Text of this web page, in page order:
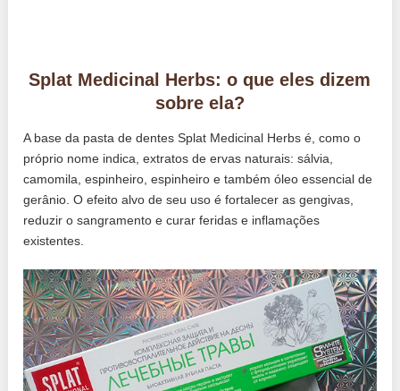
Splat Medicinal Herbs: o que eles dizem
sobre ela?
A base da pasta de dentes Splat Medicinal Herbs é, como o
próprio nome indica, extratos de ervas naturais: sálvia,
camomila, espinheiro, espinheiro e também óleo essencial de
gerânio. O efeito alvo de seu uso é fortalecer as gengivas,
reduzir o sangramento e curar feridas e inflamações
existentes.